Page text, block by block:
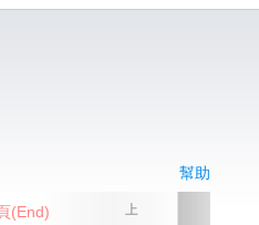
幫助
上
(End)